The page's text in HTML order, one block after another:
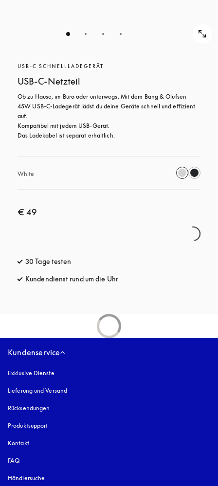
USB-C SCHNELLLADEGERÄT
USB-C-Netzteil
Ob zu Hause, im Büro oder unterwegs: Mit dem Bang & Olufsen
45W USB‑C-Ladegerät lädst du deine Geräte schnell und effizient
auf.
Kompatibel mit jedem USB-Gerät.
Das Ladekabel ist separat erhältlich.
White
€ 49
30 Tage testen
Kundendienst rund um die Uhröffnet sich in einem neuen Tab
Kundenservice
Exklusive Dienste
Lieferung und Versand
Rücksendungen
Produktsupport
Kontakt
FAQ
Händlersuche